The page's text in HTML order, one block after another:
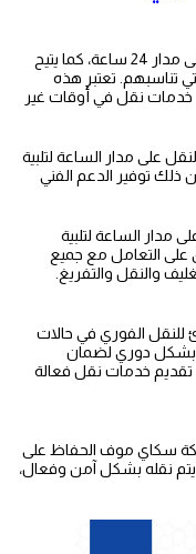
توفر نقل عفش سلوي خدمات نقل الأثاث على مدار 24 ساعة، كما يتيح
تناسبهم. تعتبر هذه
خدمات نقل في أوقات غير
على مدار الساعة لتلبية
ذلك توفير الدعم الفني
الساعة لتلبية
على التعامل مع جميع
والنقل والتفريغ.
الفوري في حالات
بشكل دوري لضمان
خدمات نقل فعالة
سكاي موف الحفاظ على
يتم نقله بشكل آمن وفعال،